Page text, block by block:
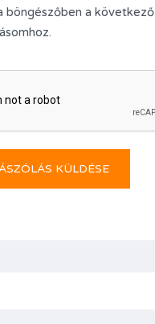
böngészőben a következő